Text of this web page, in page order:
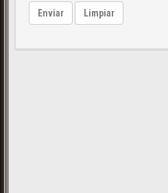
Enviar Limpiar